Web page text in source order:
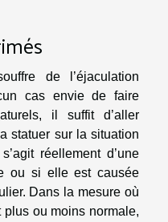
de l’éjaculation
cas envie de faire
il suffit d’aller
statuer sur la situation
réellement d’une
ou si elle est causée
Dans la mesure où
ou moins normale,